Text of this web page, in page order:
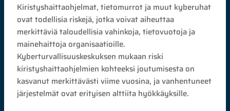
Kiristyshaittaohjelmat, tietomurrot ja muut kyberuhat
ovat todellisia riskejä, jotka voivat aiheuttaa
merkittäviä taloudellisia vahinkoja, tietovuotoja ja
mainehaittoja organisaatioille.
Kyberturvallisuuskeskuksen mukaan riski
kiristyshaittaohjelmien kohteeksi joutumisesta on
kasvanut merkittävästi viime vuosina, ja vanhentuneet
järjestelmät ovat erityisen alttiita hyökkäyksille.